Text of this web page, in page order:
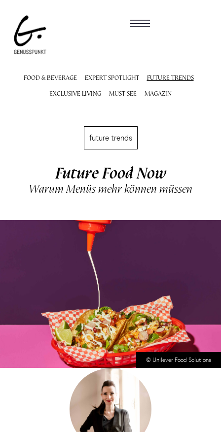
FOOD & BEVERAGE EXPERT SPOTLIGHT
FUTURE TRENDS
EXCLUSIVE LIVING
MUST SEE MAGAZIN
future trends
Future Food Now
Warum Menüs mehr können müssen
© Unilever Food Solutions